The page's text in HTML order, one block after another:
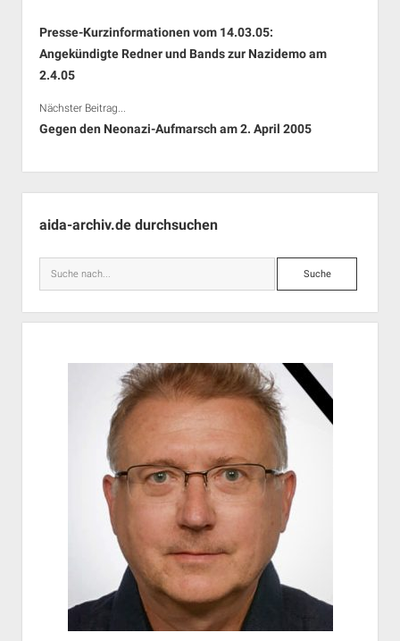
Presse-Kurzinformationen vom 14.03.05:
Angekündigte Redner und Bands zur Nazidemo am
2.4.05
Nächster Beitrag...
Gegen den Neonazi-Aufmarsch am 2. April 2005
aida-archiv.de durchsuchen
Suche